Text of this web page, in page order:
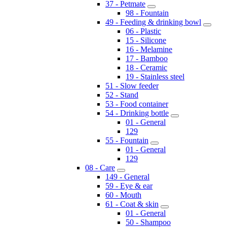
37 - Petmate
98 - Fountain
49 - Feeding & drinking bowl
06 - Plastic
15 - Silicone
16 - Melamine
17 - Bamboo
18 - Ceramic
19 - Stainless steel
51 - Slow feeder
52 - Stand
53 - Food container
54 - Drinking bottle
01 - General
129
55 - Fountain
01 - General
129
08 - Care
149 - General
59 - Eye & ear
60 - Mouth
61 - Coat & skin
01 - General
50 - Shampoo